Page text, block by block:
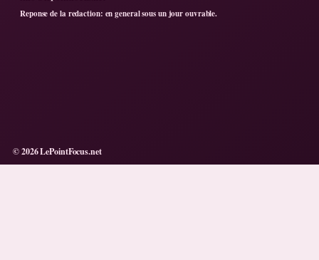
Reponse de la redaction: en general sous un jour ouvrable.
© 2026 LePointFocus.net